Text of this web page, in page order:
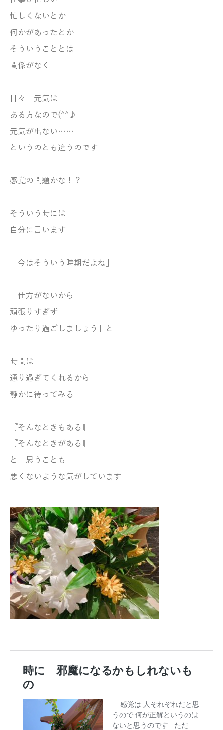
忙しくないとか
何かがあったとか
そういうこととは
関係がなく
日々 元気は
ある方なので(^^♪
元気が出ない……
というのとも違うのです
感覚の問題かな！？
そういう時には
自分に言います
「今はそういう時期だよね」
「仕方がないから
頑張りすぎず
ゆったり過ごしましょう」と
時間は
通り過ぎてくれるから
静かに待ってみる
『そんなときもある』
『そんなときがある』
と 思うことも
悪くないような気がしています